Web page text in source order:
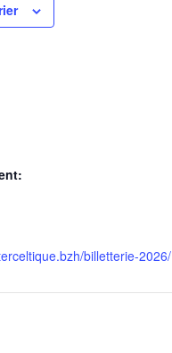
billetterie-2026/